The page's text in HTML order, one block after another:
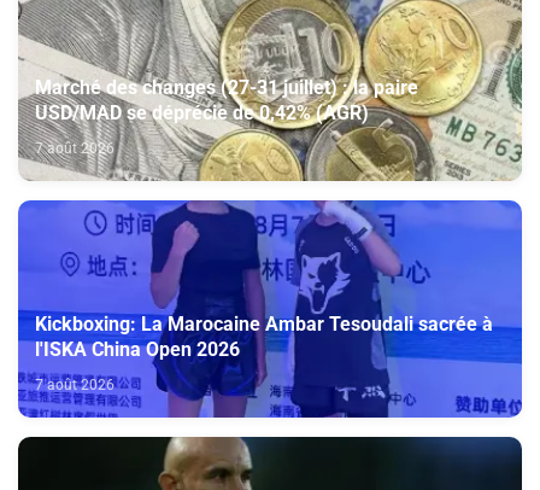
Marché des changes (27-31 juillet) : la paire
USD/MAD se déprécie de 0,42% (AGR)
7 août 2026
Kickboxing: La Marocaine Ambar Tesoudali sacrée à
l'ISKA China Open 2026
7 août 2026